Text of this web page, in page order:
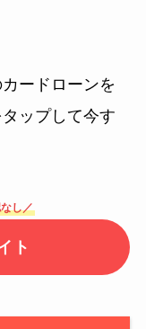
ードローンを
ップして今す
し／
ト